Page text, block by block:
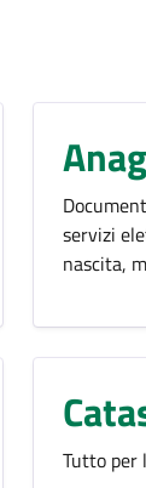
servizi
nascita,
Tutto per